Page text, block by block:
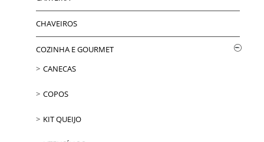
CHAVEIROS
COZINHA E GOURMET
CANECAS
COPOS
KIT QUEIJO